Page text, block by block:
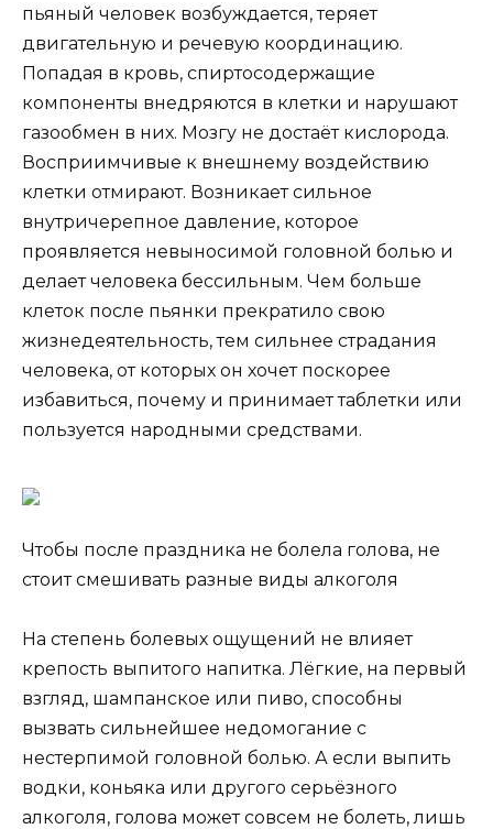
пьяный человек возбуждается, теряет
двигательную и речевую координацию.
Попадая в кровь, спиртосодержащие
компоненты внедряются в клетки и нарушают
газообмен в них. Мозгу не достаёт кислорода.
Восприимчивые к внешнему воздействию
клетки отмирают. Возникает сильное
внутричерепное давление, которое
проявляется невыносимой головной болью и
делает человека бессильным. Чем больше
клеток после пьянки прекратило свою
жизнедеятельность, тем сильнее страдания
человека, от которых он хочет поскорее
избавиться, почему и принимает таблетки или
пользуется народными средствами.
Чтобы после праздника не болела голова, не
стоит смешивать разные виды алкоголя
На степень болевых ощущений не влияет
крепость выпитого напитка. Лёгкие, на первый
взгляд, шампанское или пиво, способны
вызвать сильнейшее недомогание с
нестерпимой головной болью. А если выпить
водки, коньяка или другого серьёзного
алкоголя, голова может совсем не болеть, лишь